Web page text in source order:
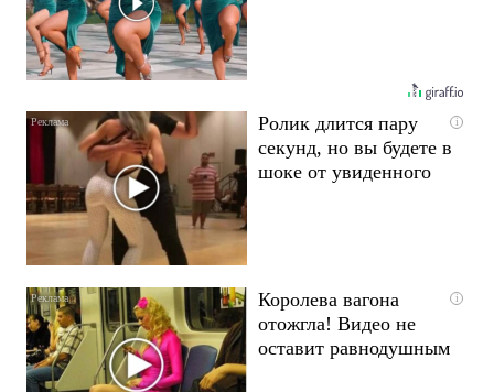
i
Ролик длится пару
секунд, но вы будете в
шоке от увиденного
i
Королева вагона
отожгла! Видео не
оставит равнодушным